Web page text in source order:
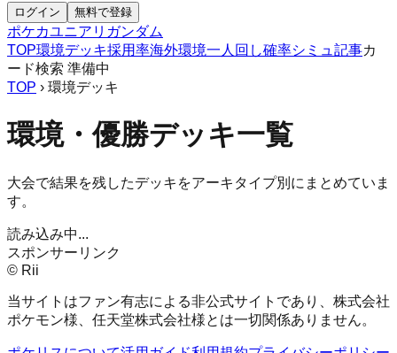
ログイン 無料で登録
ポケカユニアリ ガンダム
TOP環境デッキ採用率海外環境一人回し確率シミュ 記事カ
ード検索 準備中
TOP › 環境デッキ
環境・優勝デッキ一覧
大会で結果を残したデッキをアーキタイプ別にまとめていま
す。
読み込み中...
スポンサーリンク
© Rii
当サイトはファン有志による非公式サイトであり、株式会社
ポケモン様、任天堂株式会社様とは一切関係ありません。